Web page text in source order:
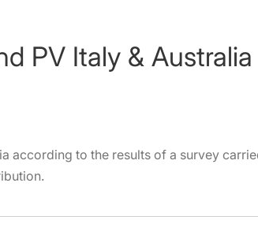
PV Italy &
according to the results of a survey